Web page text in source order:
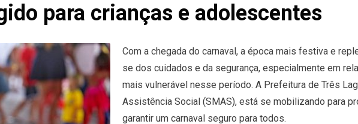
para crianças e adolescentes
Com a chegada do carnaval, a época mais festiva e
se dos cuidados e da segurança, especialmente em
mais vulnerável nesse período. A Prefeitura de Três
Assistência Social (SMAS), está se mobilizando para
garantir um carnaval seguro para todos.